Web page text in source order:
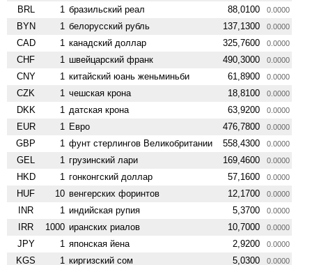
BRL 1 бразильский реал 88,0100 0.0000
BYN 1 белорусский рубль 137,1300 0.0000
CAD 1 канадский доллар 325,7600 0.0000
CHF 1 швейцарский франк 490,3000 0.0000
CNY 1 китайский юань женьминьби 61,8900 0.0000
CZK 1 чешская крона 18,8100 0.0000
DKK 1 датская крона 63,9200 0.0000
EUR 1 Евро 476,7800 0.0000
GBP 1 фунт стерлингов Велико­британии 558,4300 0.0000
GEL 1 грузинский лари 169,4600 0.0000
HKD 1 гонконгский доллар 57,1600 0.0000
HUF 10 венгерских форинтов 12,1700 0.0000
INR 1 индийская рупия 5,3700 0.0000
IRR 1000 иранских риалов 10,7000 0.0000
JPY 1 японская йена 2,9200 0.0000
KGS 1 киргизский сом 5,0300 0.0000